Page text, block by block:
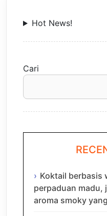
Hot News!
Cari
Koktail berbasis
perpaduan madu,
aroma smoky